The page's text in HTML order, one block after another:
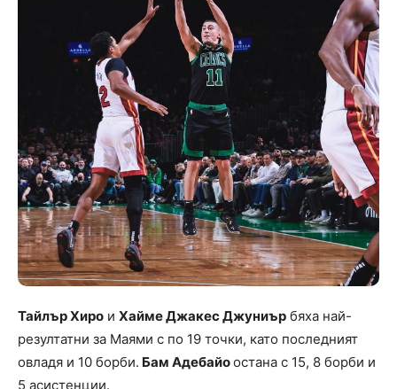
Тайлър Хиро и Хайме Джакес Джуниър бяха най-
резултатни за Маями с по 19 точки, като последният
овладя и 10 борби. Бам Адебайоостана с 15, 8 борби и
5 асистенции.